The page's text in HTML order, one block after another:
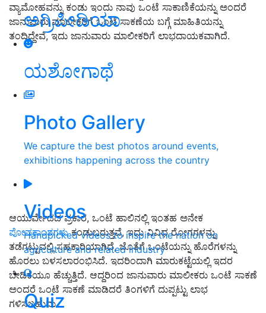
ಅಗ್ರಿಪೀಡಿಯಾ
ಯಶೋಗಾಥೆ
Photo Gallery
We capture the best photos around events,
exhibitions happening across the country
Videos
Handpicked videos to inspire the nation on
agriculture and related industry
Quiz
ವ್ಯಾಮೋಹವನ್ನು ಕಂಡು ಇಂದು ನಾವು ಒಂಟೆ ಸಾಕಾಣಿಕೆಯನ್ನು ಅಂದರೆ
ಜಾನುವಾರು ಮಾಲೀಕರಿಗೆ ಒಂಟೆ ಸಾಕಣೆಯ ಬಗ್ಗೆ ಮಾಹಿತಿಯನ್ನು
ತಂದಿದ್ದೇವೆ, ಇದು ಜಾನುವಾರು ಮಾಲೀಕರಿಗೆ ಲಾಭದಾಯಕವಾಗಿದೆ.
ಆಯುರ್ವೇದದ ಪ್ರಕಾರ, ಒಂಟೆ ಹಾಲಿನಲ್ಲಿ ಇಂತಹ ಅನೇಕ
ಪೋಷಕಾಂಶಗಳುಕಂಡುಬರುತ್ತವೆ, ಇದು ವಿವಿಧ ರೋಗಗಳನ್ನು
ತಡೆಗಟ್ಟುವಲ್ಲಿ ಸಹಕಾರಿಯಾಗಿದೆ, ಜೊತೆಗೆ ಒಂಟೆಯನ್ನು ಹೊರೆಗಳನ್ನು
ಹೊರಲು ಬಳಸಲಾರಂಭಿಸಿದೆ. ಇದರಿಂದಾಗಿ ಮಾರುಕಟ್ಟೆಯಲ್ಲಿ ಇದರ
ಬೇಡಿಕೆಯೂ ಹೆಚ್ಚುತ್ತಿದೆ. ಆದ್ದರಿಂದ ಜಾನುವಾರು ಮಾಲೀಕರು ಒಂಟೆ ಸಾಕಣೆ
ಅಂದರೆ ಒಂಟೆ ಸಾಕಣೆ ಮಾಡಿದರೆ ತಿಂಗಳಿಗೆ ದುಪ್ಪಟ್ಟು ಲಾಭ
ಗಳಿಸಬಹುದು.